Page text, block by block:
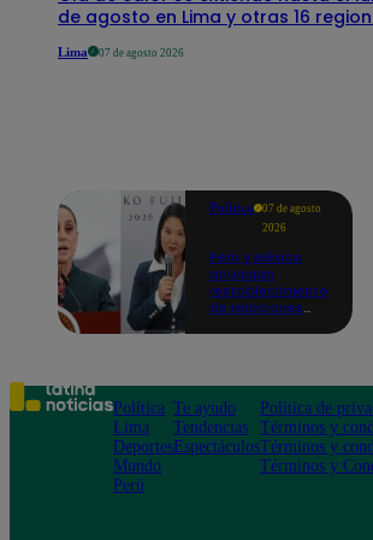
de agosto en Lima y otras 16
Lima 07 de agosto 2026
Política
07 de agosto
2026
Perú y México
anuncian
restablecimiento
de relaciones
Política
Lima
Deportes
Mundo
Perú
Te ayudo
Tendencias
Espectáculos
Política de
Términos y
Términos y
Términos y